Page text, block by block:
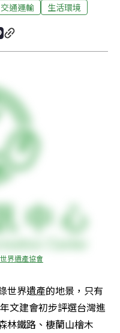
交通運輸 生活環境
界遺產協會
世界遺產的地景，只有
文建會初步評選台灣進
林鐵路、棲蘭山檜木